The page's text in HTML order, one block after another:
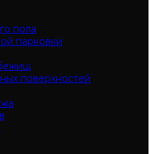
пола
парковки
поверхностей